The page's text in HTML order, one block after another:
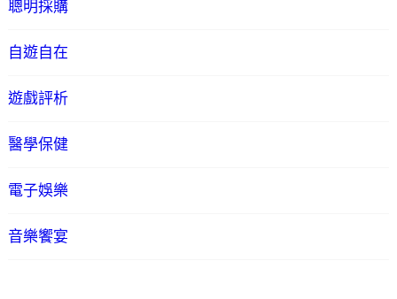
聰明採購
自遊自在
遊戲評析
醫學保健
電子娛樂
音樂饗宴